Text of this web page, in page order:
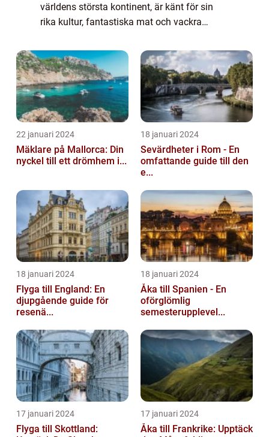
världens största kontinent, är känt för sin
rika kultur, fantastiska mat och vackra
en otrolig mängd öar som sträcker sig över...
22 januari 2024
Mäklare på Mallorca: Din
nyckel till ett drömhem i...
18 januari 2024
Sevärdheter i Rom - En
omfattande guide till den
e...
18 januari 2024
Flyga till England: En
djupgående guide för
resenä...
18 januari 2024
Åka till Spanien - En
oförglömlig
semesterupplevel...
17 januari 2024
Flyga till Skottland:
17 januari 2024
Åka till Frankrike: Upptäck